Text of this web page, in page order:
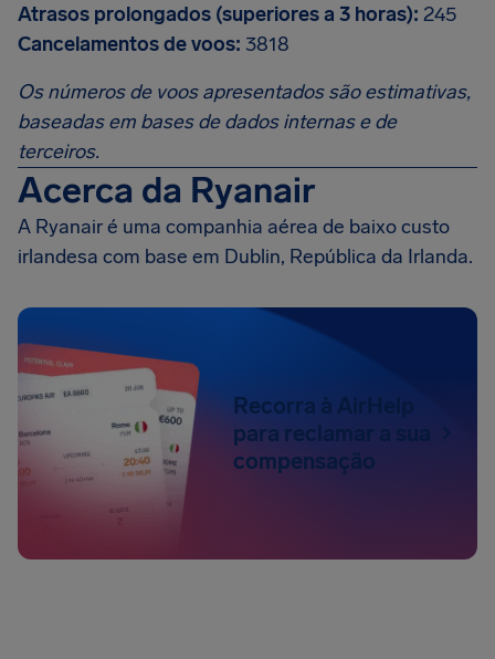
Atrasos prolongados (superiores a 3 horas): 245
Cancelamentos de voos: 3818
Os números de voos apresentados são estimativas,
baseadas em bases de dados internas e de
terceiros.
Acerca da Ryanair
A Ryanair é uma companhia aérea de baixo custo
irlandesa com base em Dublin, República da Irlanda.
Recorra à AirHelp
para reclamar a sua
compensação